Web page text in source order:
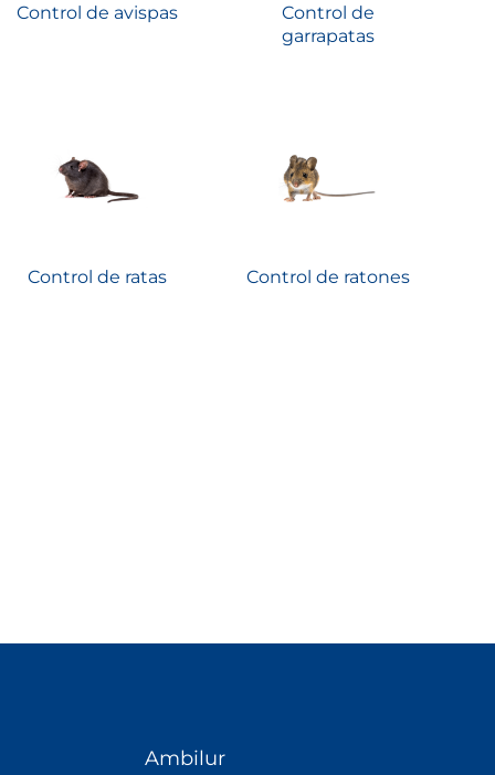
Control de avispas
Control de
garrapatas
Control de ratas Control de ratones
Ambilur